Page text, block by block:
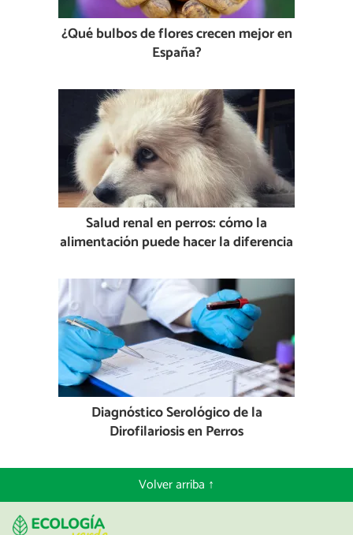
¿Qué bulbos de flores crecen mejor en
España?
Salud renal en perros: cómo la
alimentación puede hacer la diferencia
Diagnóstico Serológico de la
Dirofilariosis en Perros
Volver arriba ↑